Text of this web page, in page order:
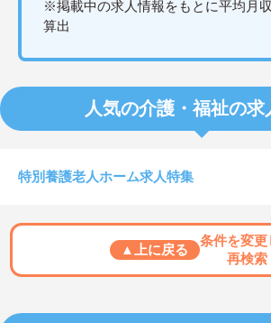
※掲載中の求人情報をもとに平均月
算出
人気の介護・福祉の求
特別養護老人ホーム求人特集
▲上に戻る
条件を変更
再検索